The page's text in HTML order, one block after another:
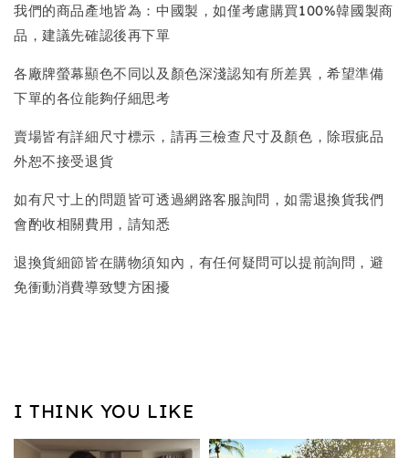
我們的商品產地皆為：中國製，如僅考慮購買100%韓國製商
品，建議先確認後再下單
各廠牌螢幕顯色不同以及顏色深淺認知有所差異，希望準備
下單的各位能夠仔細思考
賣場皆有詳細尺寸標示，請再三檢查尺寸及顏色，除瑕疵品
外恕不接受退貨
如有尺寸上的問題皆可透過網路客服詢問，如需退換貨我們
會酌收相關費用，請知悉
退換貨細節皆在購物須知內，有任何疑問可以提前詢問，避
免衝動消費導致雙方困擾
I THINK YOU LIKE